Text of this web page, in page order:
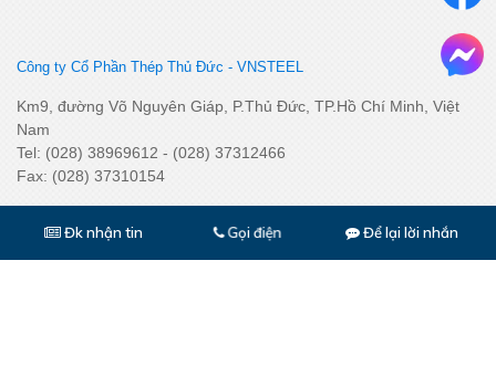
Công ty Cổ Phần Thép Thủ Đức - VNSTEEL
Km9, đường Võ Nguyên Giáp, P.Thủ Đức, TP.Hồ Chí Minh, Việt
Nam
Tel: (028) 38969612 - (028) 37312466
Fax: (028) 37310154
Công ty Cổ Phần Thép Nhà Bè - VNSTEEL
Đk nhận tin Gọi điện Để lại lời nhắn